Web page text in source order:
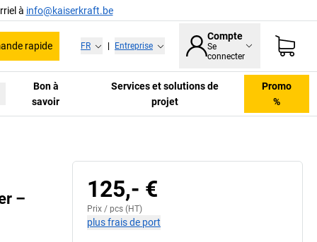
à info@kaiserkraft.be
rapide FR Entreprise
Compte
Se
connecter
Bon à
savoir
Services et solutions de
projet
Promo
%
– 125,- €
Prix / pcs (HT)
plus frais de port